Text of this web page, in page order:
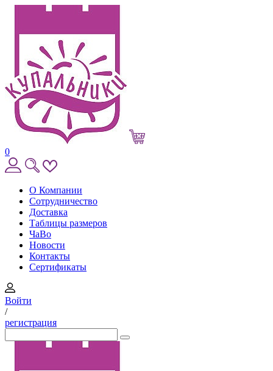
0
О Компании
Сотрудничество
Доставка
Таблицы размеров
ЧаВо
Новости
Контакты
Сертификаты
Войти
/
регистрация